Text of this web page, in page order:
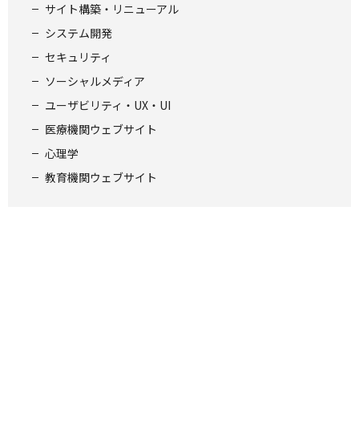
サイト構築・リニューアル
システム開発
セキュリティ
ソーシャルメディア
ユーザビリティ・UX・UI
医療機関ウェブサイト
心理学
教育機関ウェブサイト